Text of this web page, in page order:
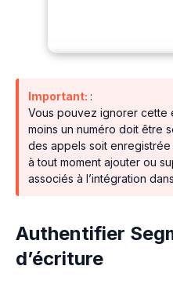
Important: :
Vous pouvez ignorer cette
moins un numéro doit être
des appels soit
à tout moment ajouter ou
associés à l’intégration
Authentifier
d’écriture